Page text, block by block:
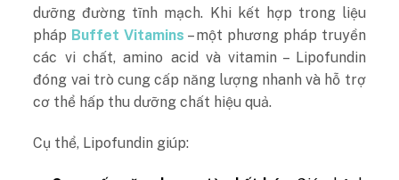
dưỡng đường tĩnh mạch. Khi kết hợp trong liệu
pháp Buffet Vitamins – một phương pháp truyền
các vi chất, amino acid và vitamin – Lipofundin
đóng vai trò cung cấp năng lượng nhanh và hỗ trợ
cơ thể hấp thu dưỡng chất hiệu quả.
Cụ thể, Lipofundin giúp: